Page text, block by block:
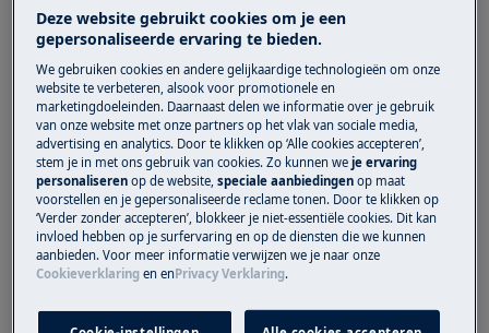
Heeft betrekking op
Toestellen met wifi
Oplossing
Alleen geselecteerde apparaten die WiFi-
verbinding ondersteunen, zijn compatibel
met de app.
Het toestel is mogelijk niet uitgerust met
een wifi-verbinding. Als dit niet het geval is
Deze website gebruikt cookies om je een
gepersonaliseerde ervaring te bieden.
We gebruiken cookies en andere gelijkaardige technologieën om onze
website te verbeteren, alsook voor promotionele en
marketingdoeleinden. Daarnaast delen we informatie over je gebruik
van onze website met onze partners op het vlak van sociale media,
advertising en analytics. Door te klikken op ‘Alle cookies accepteren’,
stem je in met ons gebruik van cookies. Zo kunnen weje ervaring
personaliseren op de website,speciale aanbiedingen op maat
voorstellen en je gepersonaliseerde reclame tonen. Door te klikken op
‘Verder zonder accepteren’, blokkeer je niet-essentiële cookies. Dit kan
invloed hebben op je surfervaring en op de diensten die we kunnen
aanbieden. Voor meer informatie verwijzen we je naar onze
Cookieverklaring enenPrivacy Verklaring.